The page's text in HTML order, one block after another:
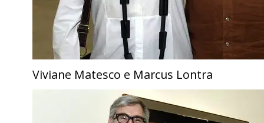
Viviane Matesco e Marcus Lontra